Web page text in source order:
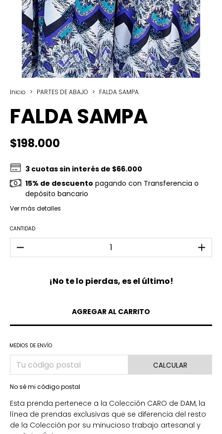
Inicio > PARTES DE ABAJO > FALDA SAMPA
FALDA SAMPA
$198.000
3 cuotas sin interés de $66.000
15% de descuento pagando con Transferencia o
depósito bancario
Ver más detalles
CANTIDAD
¡No te lo pierdas, es el último!
MEDIOS DE ENVÍO
CALCULAR
No sé mi código postal
Esta prenda pertenece a la Colección CARO de DAM, la
línea de prendas exclusivas que se diferencia del resto
de la Colección por su minucioso trabajo artesanal y